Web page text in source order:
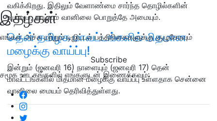
இதழ்கள்
எங்கள் அச்சு மற்றும் டிஜிட்டல் பத்திரிகைகளுக்கு குழுசேரவும்
Subscribe
சமூக ஊடகங்களில் எங்களுடன் இணைக்கவும்:
வகிக்கிறது. இதிலும் வேளாண்மை சார்ந்த தொழில்களின்
உயர்வும், தாழ்வும் வானிலை பொறுத்தே அமையும்.
தென் தமிழக மாவட்டங்களில் மிதமான
மழைக்கு வாய்ப்பு!
இன்றும் (ஜனவரி 16) நாளையும் (ஜனவரி 17) தென்
மாவட்டங்களில் மிதமான மழைக்கு வாய்ப்பு உள்ளதாக சென்னை
வானிலை மையம் தெரிவித்துள்ளது.